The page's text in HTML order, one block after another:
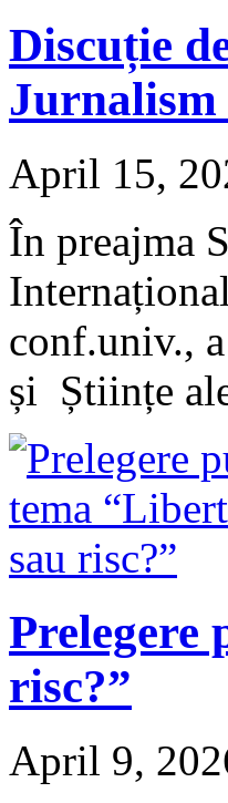
Discuție
Jurnalism
April 15,
În preajma
conf.univ.,
și Științe
Prelegere
risc?”
April 9,